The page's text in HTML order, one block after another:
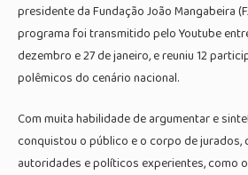
presidente da Fundação João Mangabeira
programa foi transmitido pelo Youtube
dezembro e 27 de janeiro, e reuniu 12
polêmicos do cenário nacional.
Com muita habilidade de argumentar e
conquistou o público e o corpo de jurados,
autoridades e políticos experientes, como